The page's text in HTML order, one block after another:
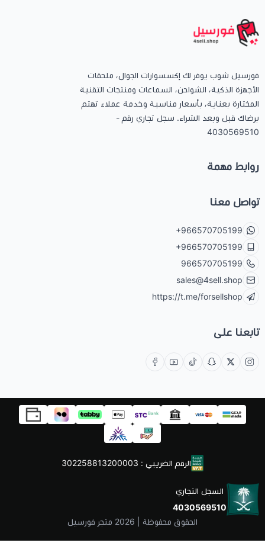
فورسيل شوب يوفر لك إكسسوارات الجوال، ملحقات
الأجهزة الذكية، الشواحن، السماعات ومنتجات التقنية
المختارة بعناية، بأسعار مناسبة وخدمة عملاء تهتم
برضاك قبل وبعد الشراء. سجل تجاري رقم -
4030569510
روابط مهمة
تواصل معنا
+966570705199
+966570705199
966570705199
sales@4sell.shop
https://t.me/forsellshop
تابعنا على
الحقوق محفوظة | 2026 متجر فورسيل
السجل التجاري
4030569510
الرقم الضريبي : 302258813200003